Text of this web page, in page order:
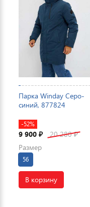
Парка Winday Серо-
синий, 877824
-52%
9 900 ₽ 20 280₽
Размер
56
В корзину